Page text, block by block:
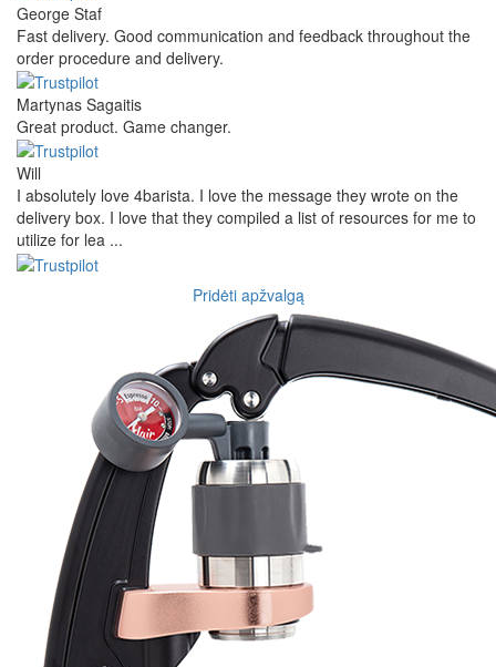
George Staf
Fast delivery. Good communication and feedback throughout the
order procedure and delivery.
Martynas Sagaitis
Great product. Game changer.
Will
I absolutely love 4barista. I love the message they wrote on the
delivery box. I love that they compiled a list of resources for me to
utilize for lea ...
Pridėti apžvalgą